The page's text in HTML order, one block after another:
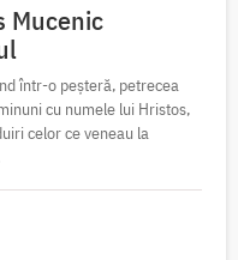
Mucenic
într-o peșteră, petrecea
cu numele lui Hristos,
celor ce veneau la